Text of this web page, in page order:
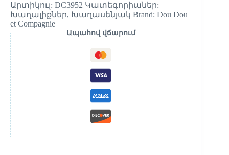
Արտիկուլ: DC3952 Կատեգորիաներ:
Խաղալիքներ, Խաղասենյակ Brand: Dou Dou
et Compagnie
Ապահով վճարում